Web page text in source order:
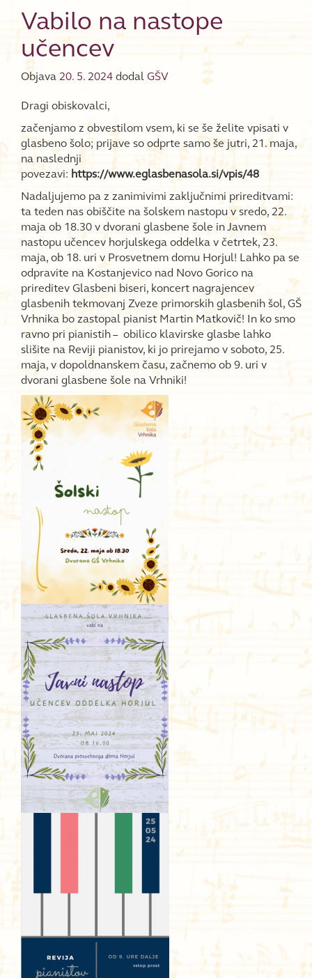
Vabilo na nastope
učencev
Objava 20. 5. 2024 dodal GŠV
Dragi obiskovalci,
začenjamo z obvestilom vsem, ki se še želite vpisati v
glasbeno šolo; prijave so odprte samo še jutri, 21. maja,
na naslednji
povezavi: https://www.eglasbenasola.si/vpis/48
Nadaljujemo pa z zanimivimi zaključnimi prireditvami:
ta teden nas obiščite na šolskem nastopu v sredo, 22.
maja ob 18.30 v dvorani glasbene šole in Javnem
nastopu učencev horjulskega oddelka v četrtek, 23.
maja, ob 18. uri v Prosvetnem domu Horjul! Lahko pa se
odpravite na Kostanjevico nad Novo Gorico na
prireditev Glasbeni biseri, koncert nagrajencev
glasbenih tekmovanj Zveze primorskih glasbenih šol, GŠ
Vrhnika bo zastopal pianist Martin Matkovič! In ko smo
ravno pri pianistih – obilico klavirske glasbe lahko
slišite na Reviji pianistov, ki jo prirejamo v soboto, 25.
maja, v dopoldnanskem času, začnemo ob 9. uri v
dvorani glasbene šole na Vrhniki!